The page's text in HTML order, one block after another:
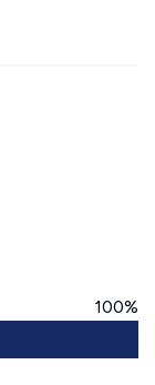
100%